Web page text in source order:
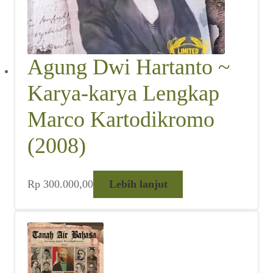
Agung Dwi Hartanto ~
Karya-karya Lengkap
Marco Kartodikromo
(2008)
Rp 300.000,00 Lebih lanjut